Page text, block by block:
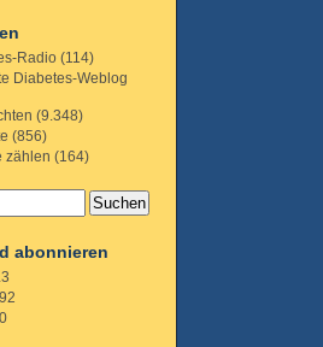
Radio (114)
Diabetes-Weblog
(9.348)
(856)
zählen (164)
abonnieren